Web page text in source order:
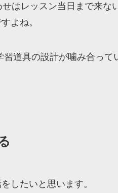
はレッスン当日まで来な
よね。
道具の設計が噛み合っ
したいと思います。